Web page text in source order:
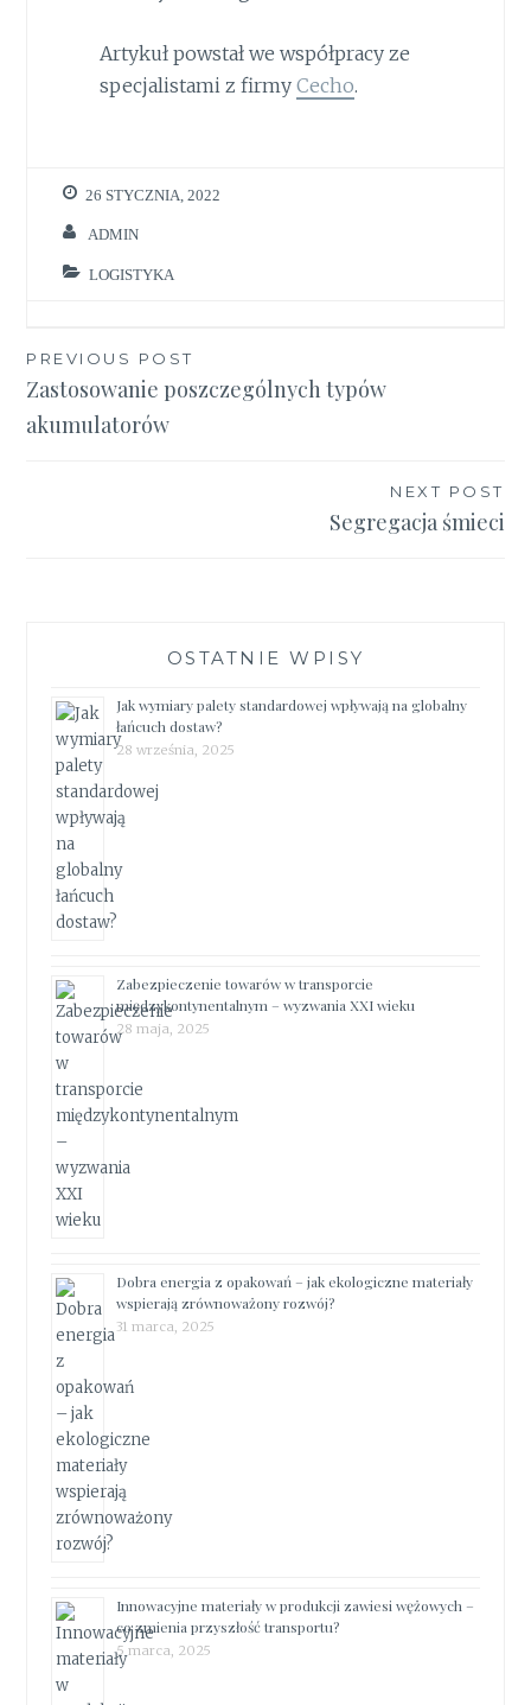
Artykuł powstał we współpracy ze
specjalistami z firmy Cecho.
26 STYCZNIA, 2022
ADMIN
LOGISTYKA
Nawigacja
wpisu
PREVIOUS POST
Zastosowanie poszczególnych typów
akumulatorów
NEXT POST
Segregacja śmieci
OSTATNIE WPISY
Jak wymiary palety standardowej wpływają na globalny
łańcuch dostaw?
28 września, 2025
Zabezpieczenie towarów w transporcie
międzykontynentalnym – wyzwania XXI wieku
28 maja, 2025
Dobra energia z opakowań – jak ekologiczne materiały
wspierają zrównoważony rozwój?
31 marca, 2025
Innowacyjne materiały w produkcji zawiesi wężowych –
co zmienia przyszłość transportu?
5 marca, 2025